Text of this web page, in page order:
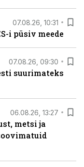
07.08.26, 10:31
i püsiv meede
07.08.26, 09:30
suurimateks
06.08.26, 13:27
metsi ja